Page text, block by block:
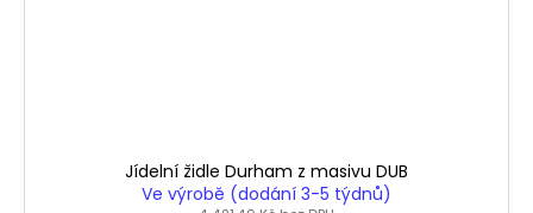
Jídelní židle Durham z masivu DUB
Ve výrobě (dodání 3-5 týdnů)